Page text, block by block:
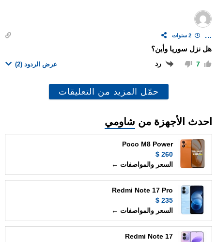
... 2 سنوات
هل نزل سوريا وأين؟
7 رد عرض الردود (2)
حمّل المزيد من التعليقات
احدث الأجهزة من شاومي
Poco M8 Power
260 $
السعر والمواصفات ←
Redmi Note 17 Pro
235 $
السعر والمواصفات ←
Redmi Note 17